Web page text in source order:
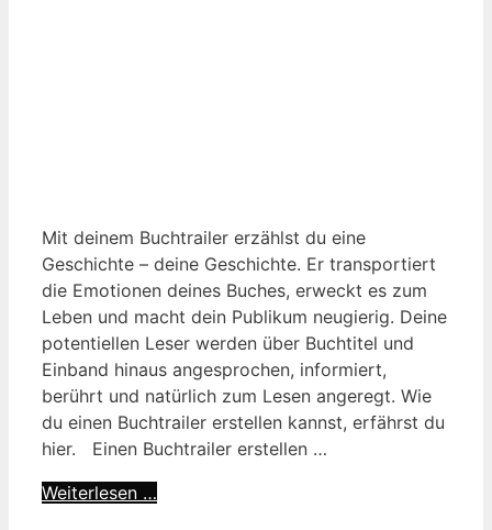
Mit deinem Buchtrailer erzählst du eine
Geschichte – deine Geschichte. Er transportiert
die Emotionen deines Buches, erweckt es zum
Leben und macht dein Publikum neugierig. Deine
potentiellen Leser werden über Buchtitel und
Einband hinaus angesprochen, informiert,
berührt und natürlich zum Lesen angeregt. Wie
du einen Buchtrailer erstellen kannst, erfährst du
hier. Einen Buchtrailer erstellen …
Weiterlesen …